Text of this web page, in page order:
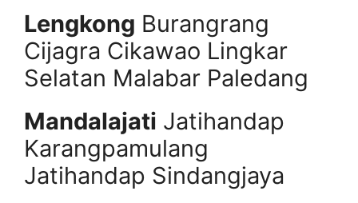
Lengkong Burangrang
Cijagra Cikawao Lingkar
Selatan Malabar Paledang
Mandalajati Jatihandap
Karangpamulang
Jatihandap Sindangjaya